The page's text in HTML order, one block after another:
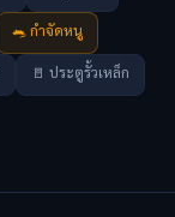
🐀 กำจัดหนู
🚪 ประตูรั้วเหล็ก